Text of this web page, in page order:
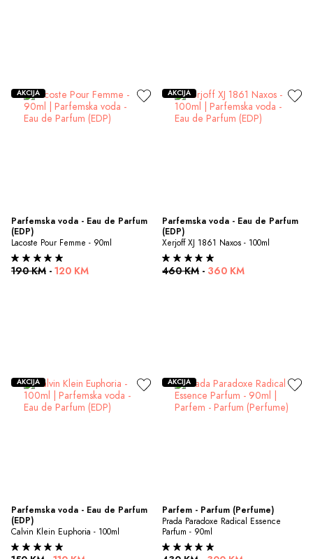
Parfemska voda - Eau de Parfum
(EDP)
Lacoste Pour Femme - 90ml
190 KM - 120 KM
AKCIJA
Parfemska voda - Eau de Parfum
(EDP)
Xerjoff XJ 1861 Naxos - 100ml
460 KM - 360 KM
AKCIJA
Parfemska voda - Eau de Parfum
(EDP)
Calvin Klein Euphoria - 100ml
AKCIJA
Parfem - Parfum (Perfume)
Prada Paradoxe Radical Essence
Parfum - 90ml
AKCIJA